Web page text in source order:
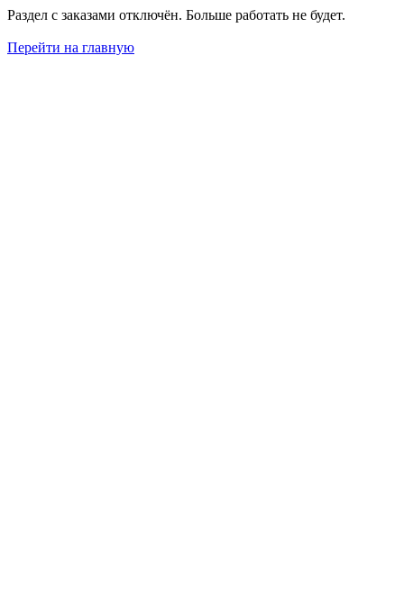
Раздел с заказами отключён. Больше работать не будет.
Перейти на главную